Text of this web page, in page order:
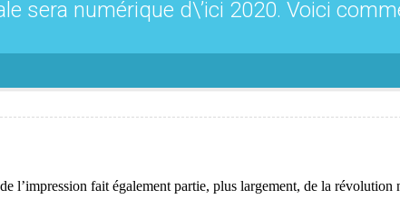
sera numérique d\’ici 2020. Voici
l’impression fait également partie, plus largement, de la révolution